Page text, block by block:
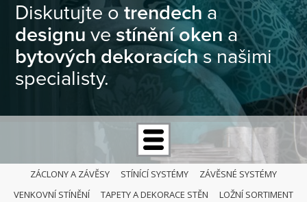
Diskutujte otrendech a
designu vestínění oken a
bytových dekoracíchs našimi
specialisty.
ZÁCLONY A ZÁVĚSY STÍNÍCÍ SYSTÉMY
ZÁVĚSNÉ SYSTÉMY
VENKOVNÍ STÍNĚNÍ
TAPETY A DEKORACE STĚN
LOŽNÍ SORTIMENT